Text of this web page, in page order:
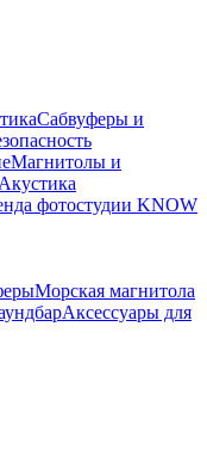
Сабвуферы и
Магнитолы и
Акустика
фотостудии KNOW
Морская магнитола
Аксессуары для